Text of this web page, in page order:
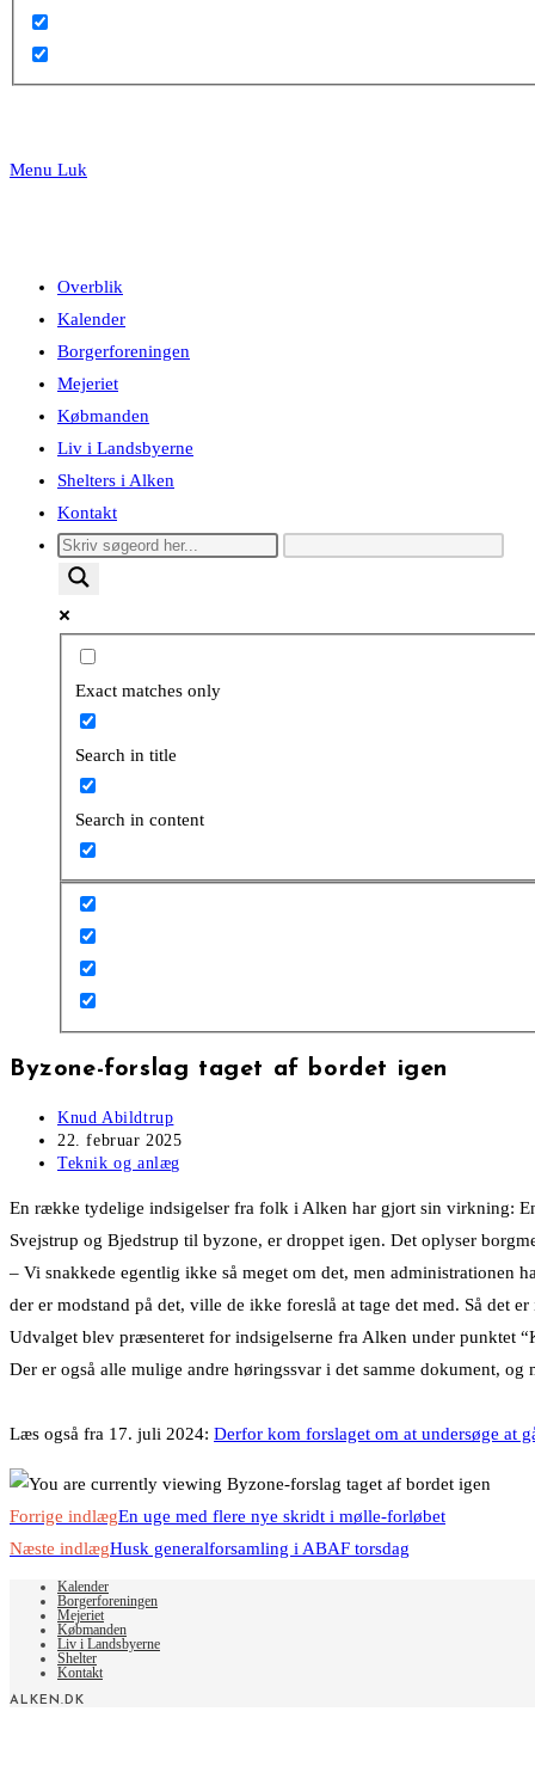
Menu Luk
Overblik
Kalender
Borgerforeningen
Mejeriet
Købmanden
Liv i Landsbyerne
Shelters i Alken
Kontakt
Exact matches only
Search in title
Search in content
Byzone-forslag taget af bordet igen
Post
author:
Knud Abildtrup
Post
published:
22. februar 2025
Post
Teknik og anlæg
En række tydelige indsigelser fra folk i Alken har gjort sin virkning:
Svejstrup og Bjedstrup til byzone, er droppet igen. Det oplyser
– Vi snakkede egentlig ikke så meget om det, men administrationen
der er modstand på det, ville de ikke foreslå at tage det med. Så det
Udvalget blev præsenteret for indsigelserne fra Alken under punktet
Der er også alle mulige andre høringssvar i det samme dokument,
Læs også fra 17. juli 2024: Derfor kom forslaget om at undersøge at
Read
more
articles
Forrige indlægEn uge med flere nye skridt i mølle-forløbet
Næste indlægHusk generalforsamling i ABAF torsdag
Kalender
Borgerforeningen
Mejeriet
Købmanden
Liv i Landsbyerne
Shelter
Kontakt
ALKEN.DK